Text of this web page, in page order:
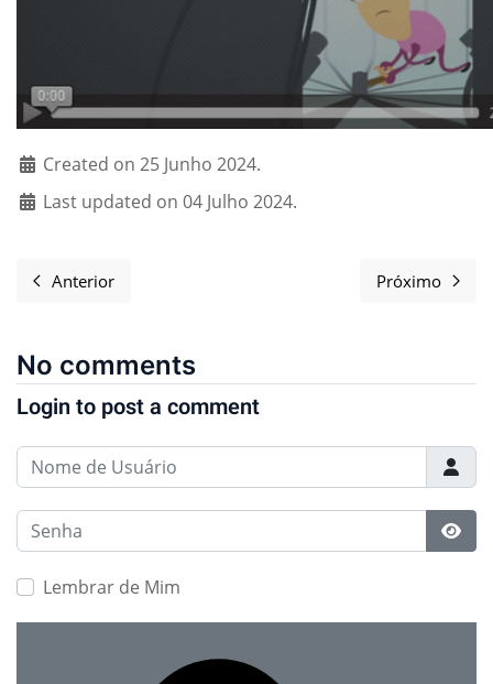
Created on 25 Junho 2024.
Last updated on 04 Julho 2024.
Artigo anterior: Talk on LibrePlanet 2024
Anterior Próximo
Próximo
No comments
Login to post a comment
Nome de Usuário
Senha
Lembrar de Mim